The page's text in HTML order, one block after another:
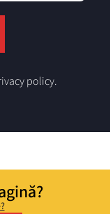
policy.